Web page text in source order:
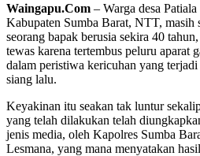
Waingapu.Com – Warga desa
Kabupaten Sumba Barat, NTT, masih
seorang bapak berusia sekira 40
tewas karena tertembus peluru aparat
dalam peristiwa kericuhan yang
siang lalu.
Keyakinan itu seakan tak luntur
yang telah dilakukan telah
jenis media, oleh Kapolres Sumba
Lesmana, yang mana menyatakan